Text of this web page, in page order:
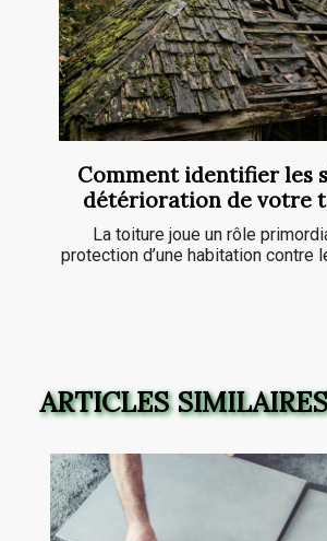
Comment identifier les
détérioration de votre
La toiture joue un rôle
protection d’une habitation contre
ARTICLES SIMILAIRES